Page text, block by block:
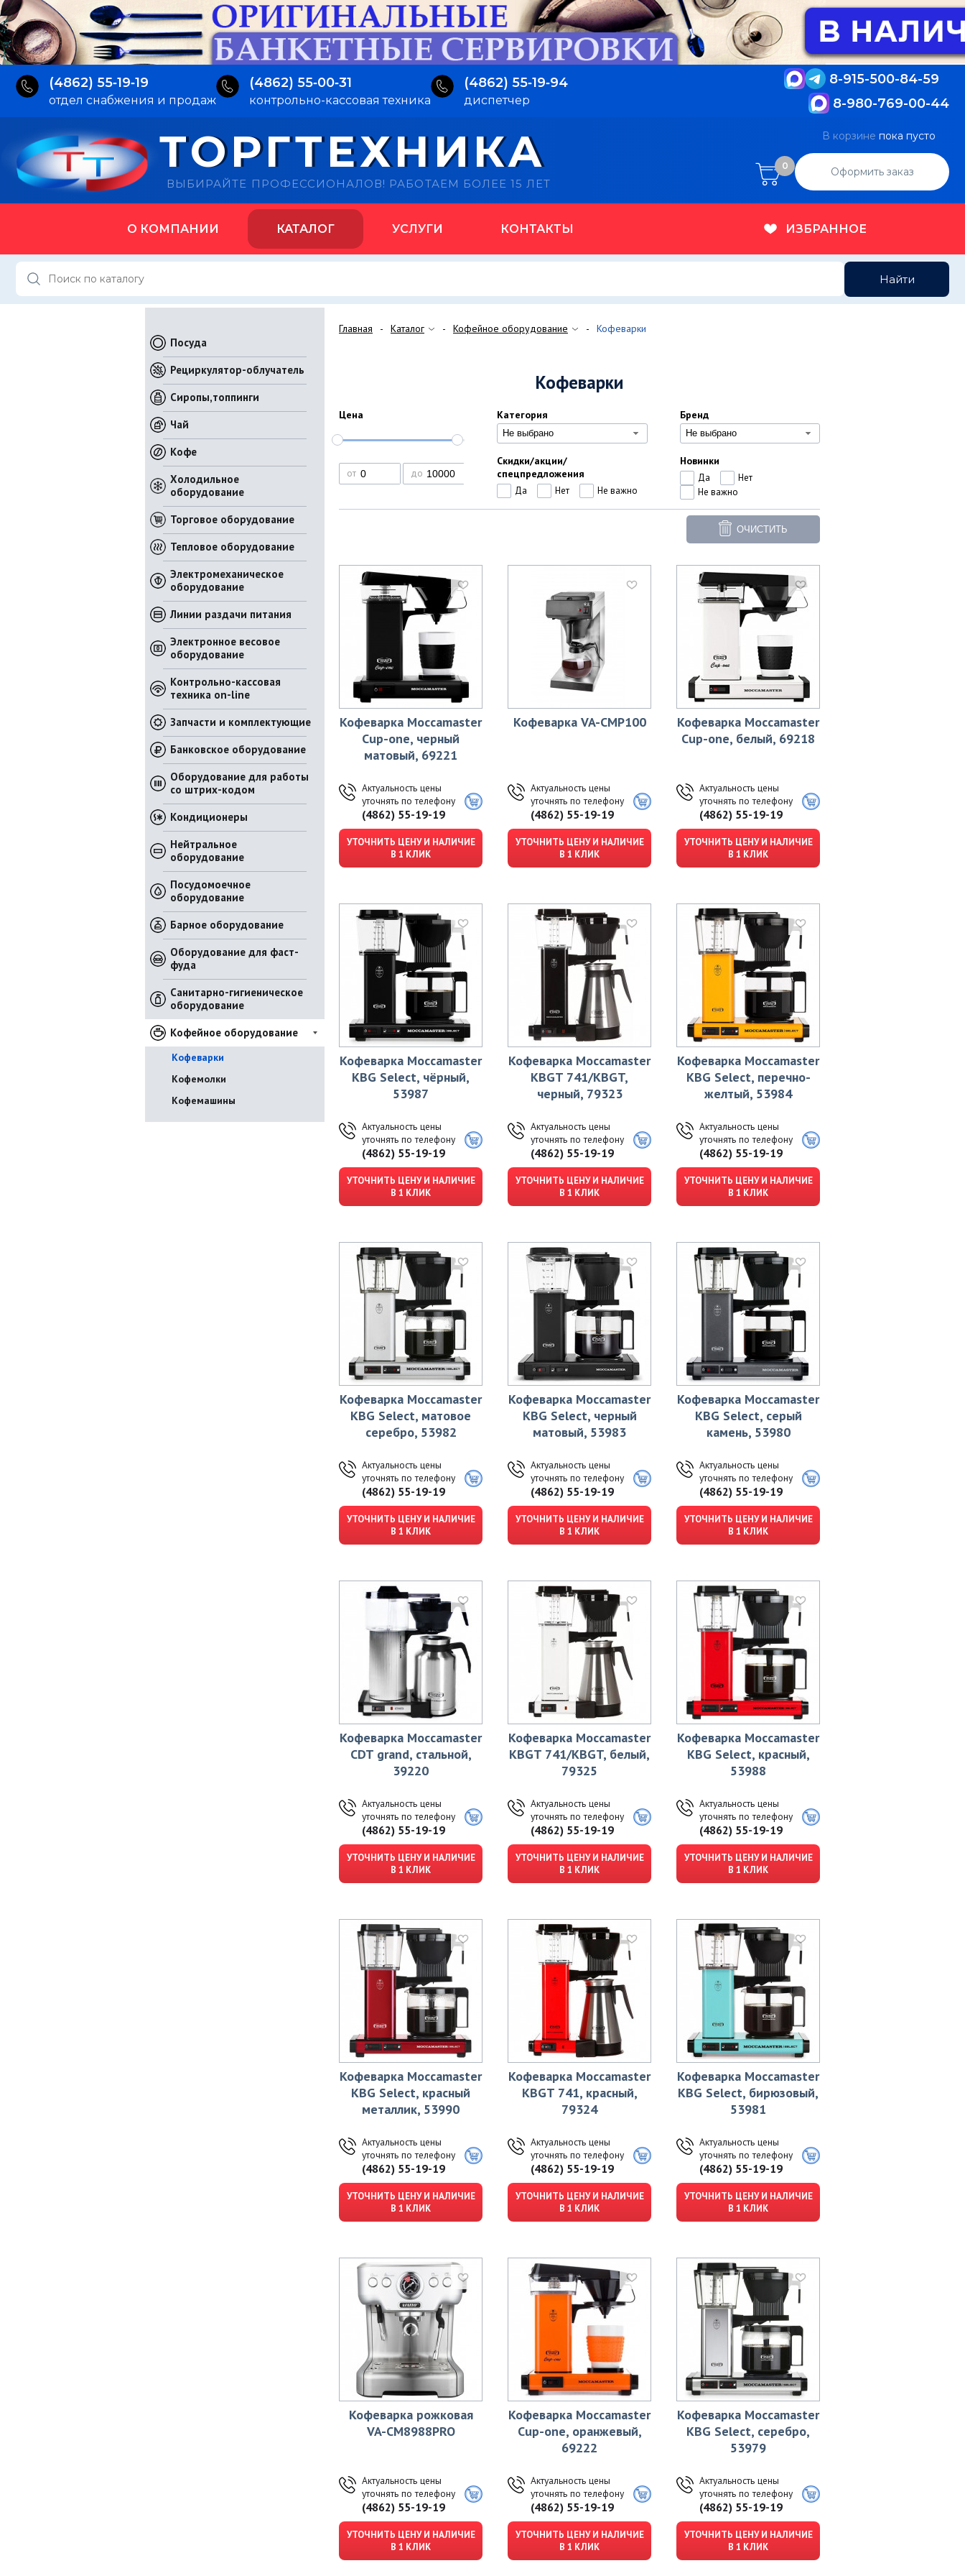
(4862) 55‑19‑19
отдел снабжения и продаж
(4862) 55‑00‑31
контрольно-кассовая техника
(4862) 55‑19‑94
диспетчер
8-915-500-84-59
8-980-769-00-44
ТОРГТЕХНИКА
ВЫБИРАЙТЕ ПРОФЕССИОНАЛОВ! РАБОТАЕМ БОЛЕЕ 15 ЛЕТ
В корзине пока пусто
0 Оформить заказ
О КОМПАНИИ КАТАЛОГ УСЛУГИ КОНТАКТЫ ИЗБРАННОЕ
Найти
Посуда
Рециркулятор-облучатель
Сиропы,топпинги
Чай
Кофе
Холодильное
оборудование
Торговое оборудование
Тепловое оборудование
Электромеханическое
оборудование
Линии раздачи питания
Электронное весовое
оборудование
Контрольно-кассовая
техника on-line
Запчасти и комплектующие
Банковское оборудование
Оборудование для работы
со штрих-кодом
Кондиционеры
Нейтральное
оборудование
Посудомоечное
оборудование
Барное оборудование
Оборудование для фаст-
фуда
Санитарно-гигиеническое
оборудование
Кофейное оборудование
Кофеварки
Кофемолки
Кофемашины
Главная Каталог Кофейное оборудование Кофеварки
Кофеварки
Цена
от до
Категория
Не выбрано
Бренд
Не выбрано
Скидки/акции/
спецпредложения
Да Нет Не важно
Новинки
Да
Нет
Не важно
ОЧИСТИТЬ
Кофеварка Moccamaster
Cup-one, черный
матовый, 69221
Актуальность цены
уточнять по телефону
(4862) 55-19-19
УТОЧНИТЬ ЦЕНУ И НАЛИЧИЕ
В 1 КЛИК
Кофеварка VA-CMP100
Актуальность цены
уточнять по телефону
(4862) 55-19-19
УТОЧНИТЬ ЦЕНУ И НАЛИЧИЕ
В 1 КЛИК
Кофеварка Moccamaster
Cup-one, белый, 69218
Актуальность цены
уточнять по телефону
(4862) 55-19-19
УТОЧНИТЬ ЦЕНУ И НАЛИЧИЕ
В 1 КЛИК
Кофеварка Moccamaster
KBG Select, чёрный,
53987
Актуальность цены
уточнять по телефону
(4862) 55-19-19
УТОЧНИТЬ ЦЕНУ И НАЛИЧИЕ
В 1 КЛИК
Кофеварка Moccamaster
KBGT 741/KBGT,
черный, 79323
Актуальность цены
уточнять по телефону
(4862) 55-19-19
УТОЧНИТЬ ЦЕНУ И НАЛИЧИЕ
В 1 КЛИК
Кофеварка Moccamaster
KBG Select, перечно-
желтый, 53984
Актуальность цены
уточнять по телефону
(4862) 55-19-19
УТОЧНИТЬ ЦЕНУ И НАЛИЧИЕ
В 1 КЛИК
Кофеварка Moccamaster
KBG Select, матовое
серебро, 53982
Актуальность цены
уточнять по телефону
(4862) 55-19-19
УТОЧНИТЬ ЦЕНУ И НАЛИЧИЕ
В 1 КЛИК
Кофеварка Moccamaster
KBG Select, черный
матовый, 53983
Актуальность цены
уточнять по телефону
(4862) 55-19-19
УТОЧНИТЬ ЦЕНУ И НАЛИЧИЕ
В 1 КЛИК
Кофеварка Moccamaster
KBG Select, серый
камень, 53980
Актуальность цены
уточнять по телефону
(4862) 55-19-19
УТОЧНИТЬ ЦЕНУ И НАЛИЧИЕ
В 1 КЛИК
Кофеварка Moccamaster
CDT grand, стальной,
39220
Актуальность цены
уточнять по телефону
(4862) 55-19-19
УТОЧНИТЬ ЦЕНУ И НАЛИЧИЕ
В 1 КЛИК
Кофеварка Moccamaster
KBGT 741/KBGT, белый,
79325
Актуальность цены
уточнять по телефону
(4862) 55-19-19
УТОЧНИТЬ ЦЕНУ И НАЛИЧИЕ
В 1 КЛИК
Кофеварка Moccamaster
KBG Select, красный,
53988
Актуальность цены
уточнять по телефону
(4862) 55-19-19
УТОЧНИТЬ ЦЕНУ И НАЛИЧИЕ
В 1 КЛИК
Кофеварка Moccamaster
KBG Select, красный
металлик, 53990
Актуальность цены
уточнять по телефону
(4862) 55-19-19
УТОЧНИТЬ ЦЕНУ И НАЛИЧИЕ
В 1 КЛИК
Кофеварка Moccamaster
KBGT 741, красный,
79324
Актуальность цены
уточнять по телефону
(4862) 55-19-19
УТОЧНИТЬ ЦЕНУ И НАЛИЧИЕ
В 1 КЛИК
Кофеварка Moccamaster
KBG Select, бирюзовый,
53981
Актуальность цены
уточнять по телефону
(4862) 55-19-19
УТОЧНИТЬ ЦЕНУ И НАЛИЧИЕ
В 1 КЛИК
Кофеварка рожковая
VA-CM8988PRO
Актуальность цены
уточнять по телефону
(4862) 55-19-19
УТОЧНИТЬ ЦЕНУ И НАЛИЧИЕ
В 1 КЛИК
Кофеварка Moccamaster
Cup-one, оранжевый,
69222
Актуальность цены
уточнять по телефону
(4862) 55-19-19
УТОЧНИТЬ ЦЕНУ И НАЛИЧИЕ
В 1 КЛИК
Кофеварка Moccamaster
KBG Select, серебро,
53979
Актуальность цены
уточнять по телефону
(4862) 55-19-19
УТОЧНИТЬ ЦЕНУ И НАЛИЧИЕ
В 1 КЛИК